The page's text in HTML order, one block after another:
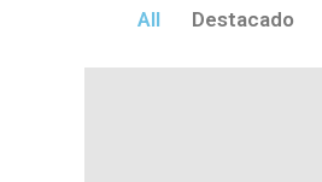
All Destacado